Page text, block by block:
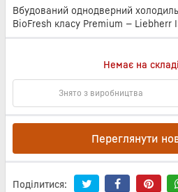
Вбудований однодверний
BioFresh класу Premium — Liebherr
Немає на складі
Знято з виробництва
Переглянути
Поділитися: